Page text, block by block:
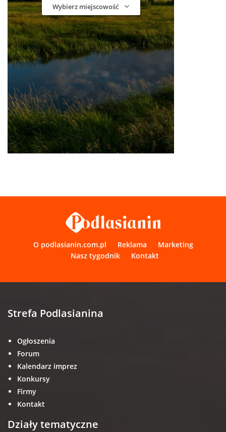
Wybierz miejscowość
O podlasianin.com.pl Reklama
Marketing
Nasz tygodnik
Kontakt
Strefa Podlasianina
Ogłoszenia
Forum
Kalendarz imprez
Konkursy
Firmy
Kontakt
Działy tematyczne